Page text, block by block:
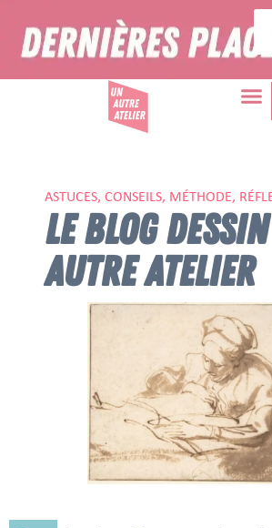
ASTUCES, CONSEILS, MÉTHODE,
LE BLOG
AUTRE ATELIER